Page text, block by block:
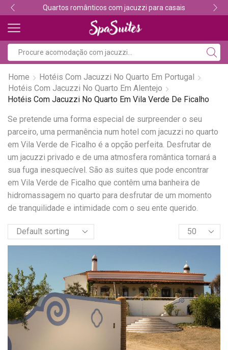
Quartos românticos com jacuzzi para casais
Home
Hotéis Com Jacuzzi No Quarto Em Portugal
Hotéis Com Jacuzzi No Quarto Em Alentejo
Hotéis Com Jacuzzi No Quarto Em Vila Verde De Ficalho
Se pretende uma forma especial de surpreender o seu
parceiro, uma permanência num hotel com jacuzzi no quarto
em Vila Verde de Ficalho é a opção perfeita. Desfrutar de
um jacuzzi privado e de uma atmosfera romântica tornará a
sua fuga inesquecível. São as suites que pode encontrar
em Vila Verde de Ficalho que contêm uma banheira de
hidromassagem no quarto para desfrutar de um momento
de tranquilidade e intimidade com o seu ente querido.